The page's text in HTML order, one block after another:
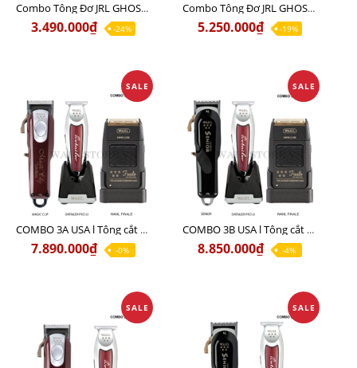
Combo Tông Đơ JRL GHOST 1 Limited Edition Chính Hãng USA
3.490.000₫ -24%
Combo Tông Đơ JRL GHOST 2 Limited Edition Chính Hãng USA
5.250.000₫ -19%
SALE
COMBO 3A USA l Tông cắt MAGIC + Tông viền DETAILER PRO LI + Cạo khô FINALE
7.890.000₫ -0%
SALE
COMBO 3B USA l Tông cắt SENIOR + Tông viền DETAILER PRO LI + Cạo khô FINALE
8.850.000₫ -4%
SALE SALE